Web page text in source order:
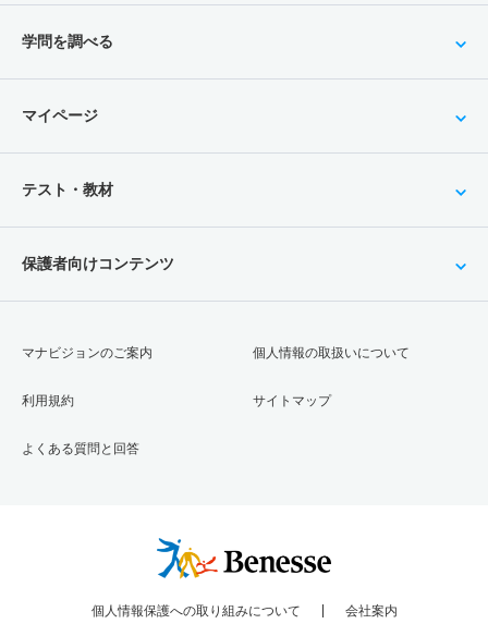
学問を調べる
マイページ
テスト・教材
保護者向けコンテンツ
マナビジョンのご案内
利用規約
よくある質問と回答
個人情報の取扱いについて
サイトマップ
個人情報保護への取り組みについて 会社案内